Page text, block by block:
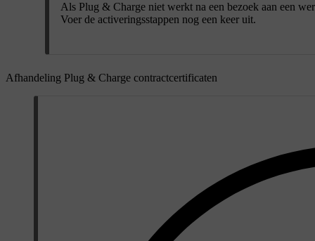
Als Plug & Charge niet werkt na een bezoek aan een
Voer de activeringsstappen nog een keer uit.
Afhandeling Plug & Charge contractcertificaten